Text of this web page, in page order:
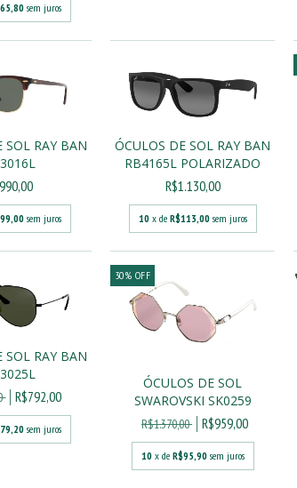
sem juros
SOL RAY BAN
sem juros
ÓCULOS DE SOL RAY BAN
RB4165L POLARIZADO
R$1.130,00
10 x de R$113,00 sem juros
SOL RAY BAN
R$792,00
sem juros
30% OFF
ÓCULOS DE SOL
SWAROVSKI SK0259
R$1.370,00 R$959,00
10 x de R$95,90 sem juros